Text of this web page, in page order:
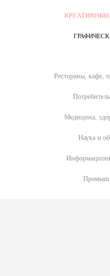
Рестораны, кафе,
Медицина,
Наука и